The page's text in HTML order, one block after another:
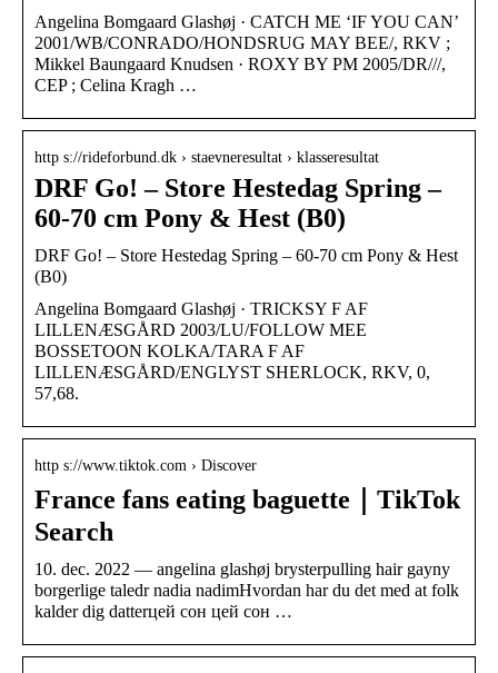
Angelina Bomgaard Glashøj · CATCH ME ‘IF YOU CAN’
2001/WB/CONRADO/HONDSRUG MAY BEE/, RKV ;
Mikkel Baungaard Knudsen · ROXY BY PM 2005/DR///,
CEP ; Celina Kragh …
http s://rideforbund.dk › staevneresultat › klasseresultat
DRF Go! – Store Hestedag Spring –
60-70 cm Pony & Hest (B0)
DRF Go! – Store Hestedag Spring – 60-70 cm Pony & Hest
(B0)
Angelina Bomgaard Glashøj · TRICKSY F AF
LILLENÆSGÅRD 2003/LU/FOLLOW MEE
BOSSETOON KOLKA/TARA F AF
LILLENÆSGÅRD/ENGLYST SHERLOCK, RKV, 0,
57,68.
http s://www.tiktok.com › Discover
France fans eating baguette｜TikTok
Search
10. dec. 2022 — angelina glashøj brysterpulling hair gayny
borgerlige taledr nadia nadimHvordan har du det med at folk
kalder dig datterцей сон цей сон …